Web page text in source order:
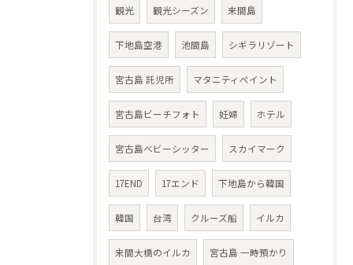
観光 観光シーズン 来間島
下地島空港 池間島 シギラリゾート
宮古島 託児所 マタニティペイント
宮古島ビーチフォト 妊婦 ホテル
宮古島ベビーシッター スカイマーク
17END 17エンド 下地島から韓国
韓国 台湾 クルーズ船 イルカ
来間大橋のイルカ 宮古島 一時預かり